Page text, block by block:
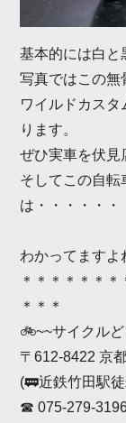
基本的には白と
写真ではこの無
ワイルドカス
ります。
ぜひ実車を伏見
そしてこの自転
は・・・・・・
わかってますよ
＊＊＊＊＊＊
＊＊＊
🚲~~サイクル
〒612-8422 京
(🚃近鉄竹田駅
☎ 075-279-